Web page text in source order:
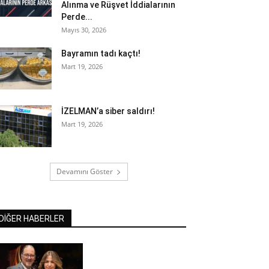
Alınma ve Rüşvet İddialarının
Perde...
Mayıs 30, 2026
Bayramın tadı kaçtı!
Mart 19, 2026
İZELMAN’a siber saldırı!
Mart 19, 2026
Devamını Göster
HABERLER